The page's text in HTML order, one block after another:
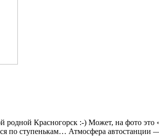
родной Красногорск :-) Может, на фото
по ступенькам… Атмосфера автостанции